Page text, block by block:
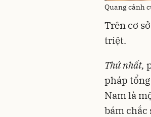
Quang cảnh
Trên cơ
triệt.
Thứ nhất,
pháp
Nam là
bám